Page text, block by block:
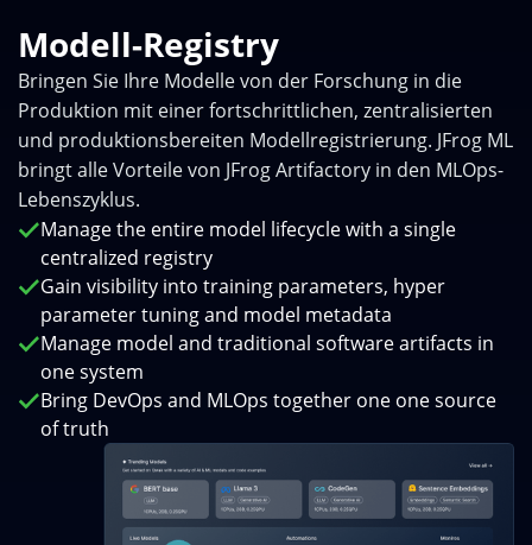
Modell-Registry
Bringen Sie Ihre Modelle von der Forschung in die
Produktion mit einer fortschrittlichen, zentralisierten
und produktionsbereiten Modellregistrierung. JFrog ML
bringt alle Vorteile von JFrog Artifactory in den MLOps-
Lebenszyklus.
Manage the entire model lifecycle with a single
centralized registry
Gain visibility into training parameters, hyper
parameter tuning and model metadata
Manage model and traditional software artifacts in
one system
Bring DevOps and MLOps together one one source
of truth